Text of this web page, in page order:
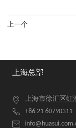
上一个
上海总部
上海市徐汇区虹
+86 21 60790311